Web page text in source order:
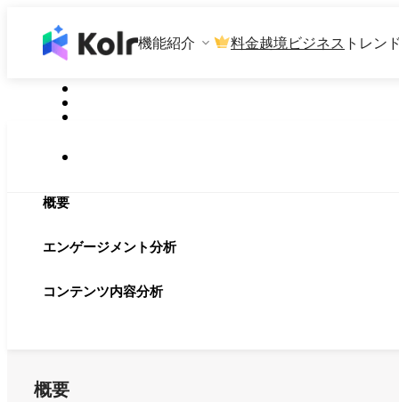
機能紹介 料金越境ビジネス トレン
概要
エンゲージメント分析
コンテンツ内容分析
概要